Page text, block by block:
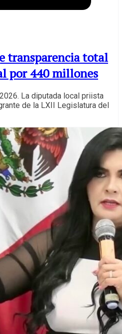
transparencia total
por 440 millones
La diputada local priista
de la LXII Legislatura del